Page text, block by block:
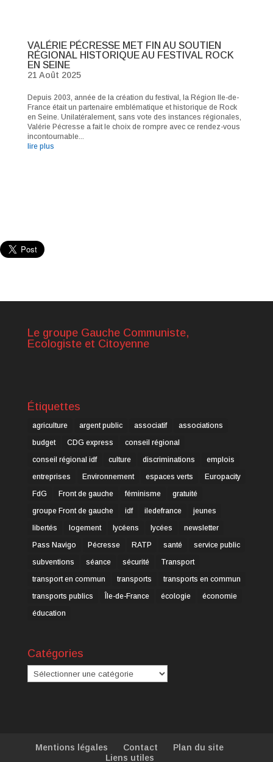
VALÉRIE PÉCRESSE MET FIN AU SOUTIEN
RÉGIONAL HISTORIQUE AU FESTIVAL ROCK
EN SEINE
21 Août 2025
Depuis 2003, année de la création du festival, la Région Ile-de-
France était un partenaire emblématique et historique de Rock
en Seine. Unilatéralement, sans vote des instances régionales,
Valérie Pécresse a fait le choix de rompre avec ce rendez-vous
incontournable...
lire plus
Le groupe Gauche Communiste,
Ecologiste et Citoyenne
Étiquettes
agriculture argent public associatif
associations
budget
CDG express
conseil régional
conseil régional idf
culture discriminations
emplois
entreprises
Environnement espaces verts
Europacity
FdG
Front de gauche féminisme
gratuité
groupe Front de gauche
idf iledefrance
jeunes
libertés
logement lycéens lycées
newsletter
Pass Navigo
Pécresse RATP santé
service public
subventions
séance sécurité
Transport
transport en commun
transports
transports en commun
transports publics
Île-de-France écologie
économie
éducation
Catégories
Catégories
Mentions légales Contact
Plan du site
Liens utiles